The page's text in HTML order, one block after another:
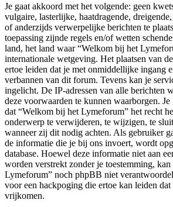
Je gaat akkoord met het volgende: geen
vulgaire, lasterlijke, haatdragende,
of anderzijds verwerpelijke berichten te
toepassing zijnde regels en/of wetten
land, het land waar “Welkom bij het
internationale wetgeving. Het plaatsen van
ertoe leiden dat je met onmiddellijke ingang
verbannen van dit forum. Tevens kan je
ingelicht. De IP-adressen van alle berichten
deze voorwaarden te kunnen waarborgen. Je
dat “Welkom bij het Lymeforum” het recht
onderwerp te verwijderen, te wijzigen, te
wanneer zij dit nodig achten. Als gebruiker
de informatie die je bij ons invoert, wordt
database. Hoewel deze informatie niet aan
worden verstrekt zonder je toestemming,
Lymeforum” noch phpBB niet
voor een hackpoging die ertoe kan leiden dat
vrijkomen.